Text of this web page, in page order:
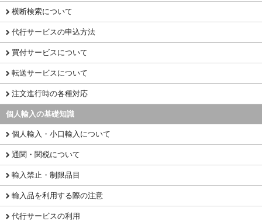
横断検索について
代行サービスの申込方法
買付サービスについて
転送サービスについて
注文進行時の各種対応
個人輸入の基礎知識
個人輸入・小口輸入について
通関・関税について
輸入禁止・制限品目
輸入品を利用する際の注意
代行サービスの利用